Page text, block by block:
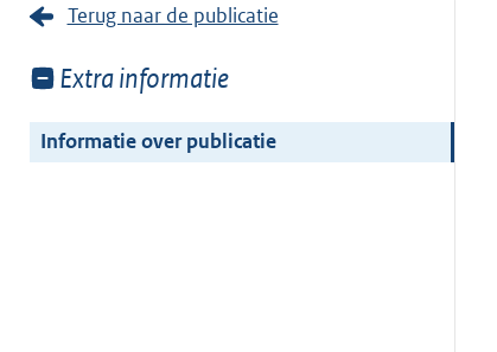
Terug naar de publicatie
Toon
van:
Extra informatie
Informatie over publicatie